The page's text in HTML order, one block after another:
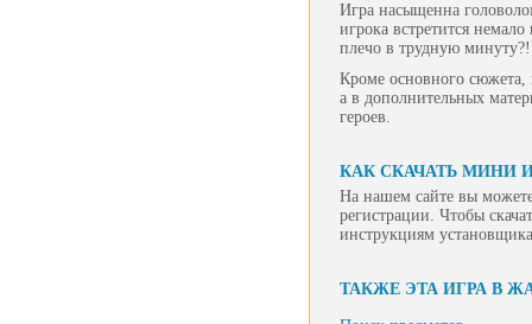
Игра насыщенна
игрока встретится
плечо в трудную минуту?!
Кроме основного сюжета,
а в дополнительных
героев.
КАК СКАЧАТЬ МИНИ
На нашем сайте вы
регистрации. Чтобы
инструкциям
ТАКЖЕ ЭТА ИГРА В